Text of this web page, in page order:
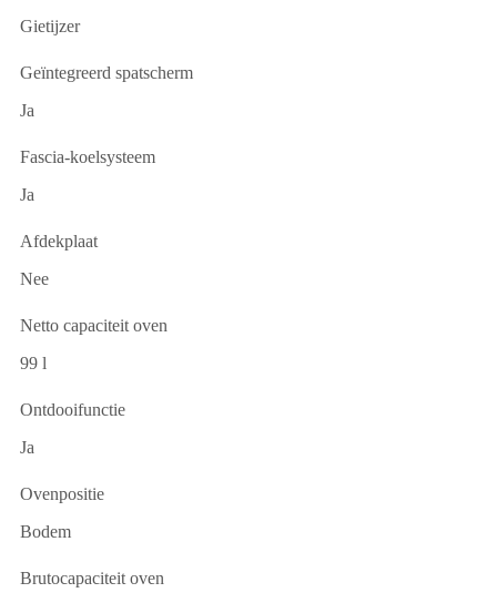
Gietijzer
Geïntegreerd spatscherm
Ja
Fascia-koelsysteem
Ja
Afdekplaat
Nee
Netto capaciteit oven
99 l
Ontdooifunctie
Ja
Ovenpositie
Bodem
Brutocapaciteit oven